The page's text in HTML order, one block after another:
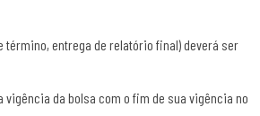
entrega de relatório final) deverá ser
da bolsa com o fim de sua vigência no